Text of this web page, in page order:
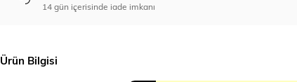
14 gün içerisinde iade imkanı
Ürün Bilgisi